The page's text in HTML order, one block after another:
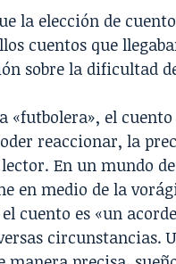
la elección de
cuentos que
sobre la dificultad
«futbolera», el
reaccionar, la
En un mundo
en medio de la
cuento es «un